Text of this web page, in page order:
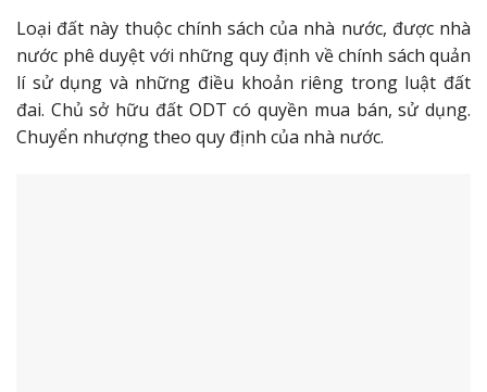
Loại đất này thuộc chính sách của nhà nước, được nhà
nước phê duyệt với những quy định về chính sách quản
lí sử dụng và những điều khoản riêng trong luật đất
đai. Chủ sở hữu đất ODT có quyền mua bán, sử dụng.
Chuyển nhượng theo quy định của nhà nước.